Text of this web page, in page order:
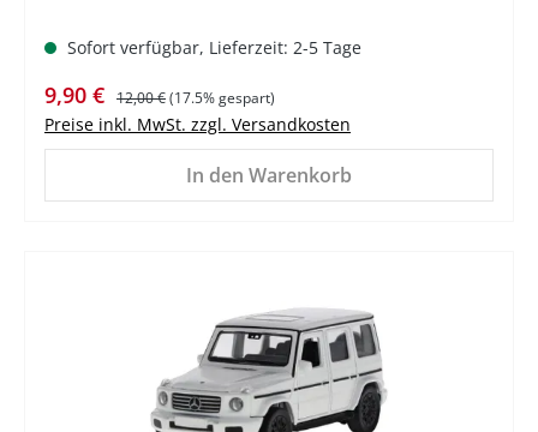
Sofort verfügbar, Lieferzeit: 2-5 Tage
Verkaufspreis:
9,90 € Regulärer Preis:
12,00 €(17.5% gespart)
Preise inkl. MwSt. zzgl. Versandkosten
In den Warenkorb